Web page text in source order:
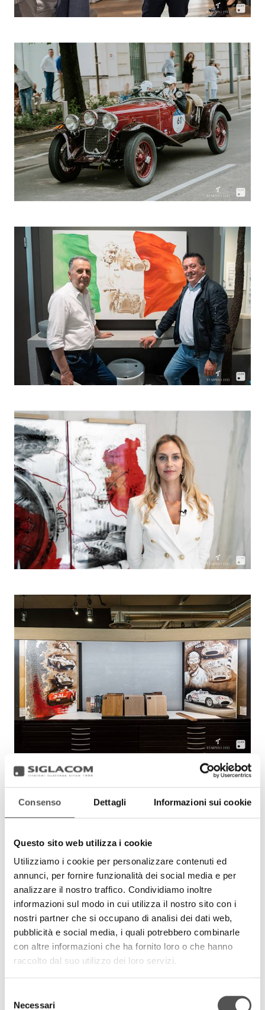
Consenso Dettagli Informazioni sui cookie
Questo sito web utilizza i cookie
Utilizziamo i cookie per personalizzare contenuti ed
annunci, per fornire funzionalità dei social media e per
analizzare il nostro traffico. Condividiamo inoltre
informazioni sul modo in cui utilizza il nostro sito con i
nostri partner che si occupano di analisi dei dati web,
pubblicità e social media, i quali potrebbero combinarle
con altre informazioni che ha fornito loro o che hanno
raccolto dal suo utilizzo dei loro servizi.
delNecessari